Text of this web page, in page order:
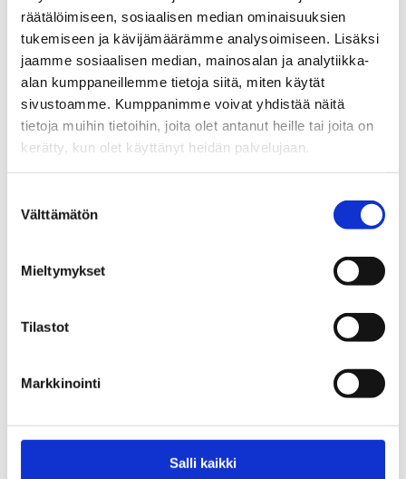
räätälöimiseen, sosiaalisen median ominaisuuksien
tukemiseen ja kävijämäärämme analysoimiseen. Lisäksi
jaamme sosiaalisen median, mainosalan ja analytiikka-
alan kumppaneillemme tietoja siitä, miten käytät
sivustoamme. Kumppanimme voivat yhdistää näitä
tietoja muihin tietoihin, joita olet antanut heille tai joita on
kerätty, kun olet käyttänyt heidän palvelujaan.
valinta
Välttämätön
Mieltymykset
Tilastot
Markkinointi
Salli kaikki
– Sodan jälkeiset ikäpolvet eläköityvät – miten käy
alkoholinkäytölle? Tommi Sulander, tutkija, dosentti
– Hyvä vanheneminen ja arkielämä: Kysymyksiä ja
mahdollisia vastauksia, Jyrki Jyrkämä, professori
(em.)
– Ovatko yli 65-vuotiaiden alkoholinkäytön
Chydenius,TtM
– Päätöspuheenvuoro, Kalevi Kivistö, Eläkeläiset ry:n
puheenjohtaja
– Tuloksia, kokemuksia ja kommelluksia
– Tunnuslogo
– Kuvakavalkaadi tekstein